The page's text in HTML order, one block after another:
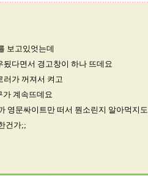
보고있엇는데
다면서 경고창이 하나 뜨데요
러가 꺼져서 켜고
가 계속뜨데요
영문싸이트만 떠서 뭔소린지 알아먹지도
건가;;